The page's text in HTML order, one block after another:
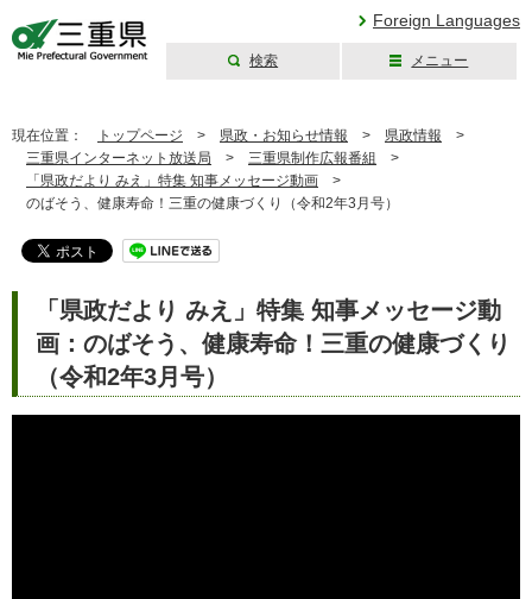
Foreign Languages
検索 メニュー
現在位置： トップページ > 県政・お知らせ情報 > 県政情報 >
三重県インターネット放送局 > 三重県制作広報番組
>
「県政だより みえ」特集 知事メッセージ動画 >
のばそう、健康寿命！三重の健康づくり（令和2年3月号）
「県政だより みえ」特集 知事メッセージ動
画：のばそう、健康寿命！三重の健康づくり
（令和2年3月号）